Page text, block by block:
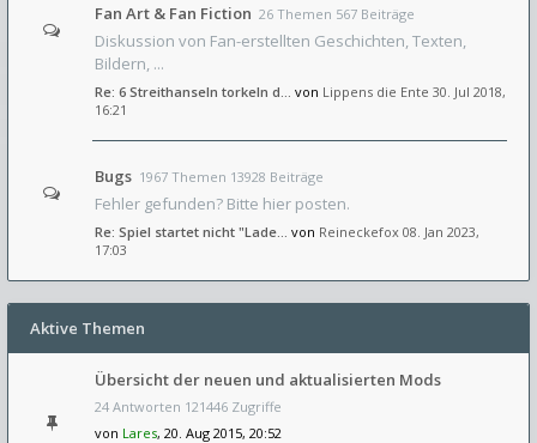
Fan Art & Fan Fiction 26 Themen 567 Beiträge
Diskussion von Fan-erstellten Geschichten, Texten,
Bildern, ...
Re: 6 Streithanseln torkeln d… von Lippens die Ente 30. Jul 2018,
16:21
Bugs 1967 Themen 13928 Beiträge
Fehler gefunden? Bitte hier posten.
Re: Spiel startet nicht "Lade… von Reineckefox 08. Jan 2023,
17:03
Aktive Themen
Übersicht der neuen und aktualisierten Mods
24 Antworten 121446 Zugriffe
von Lares, 20. Aug 2015, 20:52